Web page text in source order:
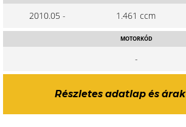
2010.05 - 1.461 ccm
MOTORKÓD
-
Részletes adatlap és árak